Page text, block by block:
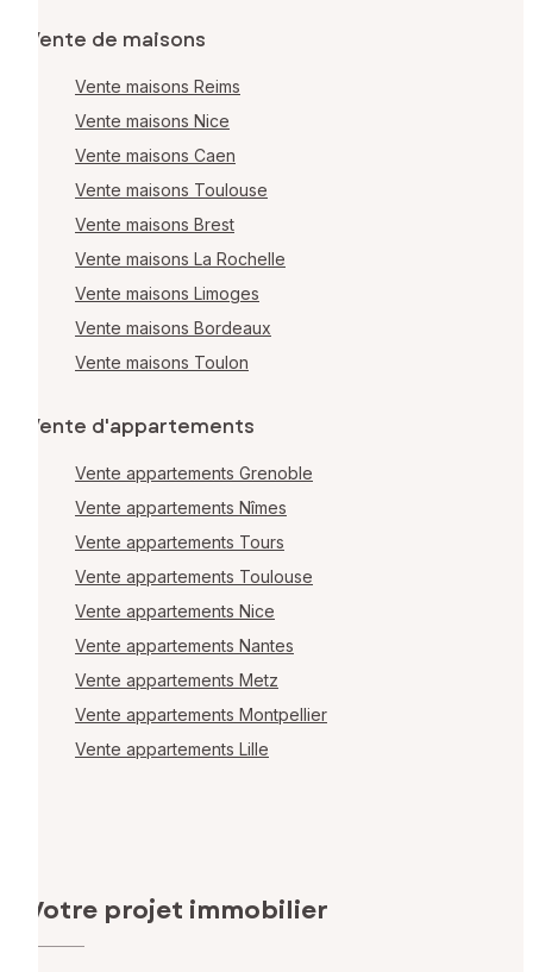
Vente de maisons
Vente maisons Reims
Vente maisons Nice
Vente maisons Caen
Vente maisons Toulouse
Vente maisons Brest
Vente maisons La Rochelle
Vente maisons Limoges
Vente maisons Bordeaux
Vente maisons Toulon
Vente d'appartements
Vente appartements Grenoble
Vente appartements Nîmes
Vente appartements Tours
Vente appartements Toulouse
Vente appartements Nice
Vente appartements Nantes
Vente appartements Metz
Vente appartements Montpellier
Vente appartements Lille
Votre projet immobilier